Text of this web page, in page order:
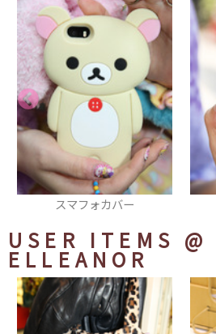
スマホカバー
USER ITEMS @
ELLEANOR